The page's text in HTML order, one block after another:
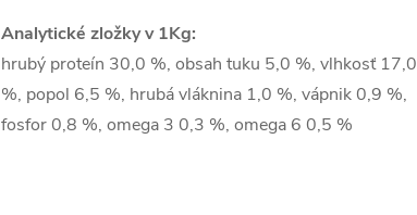
Analytické zložky v 1Kg:
hrubý proteín 30,0 %, obsah tuku 5,0 %, vlhkosť 17,0
%, popol 6,5 %, hrubá vláknina 1,0 %, vápnik 0,9 %,
fosfor 0,8 %, omega 3 0,3 %, omega 6 0,5 %